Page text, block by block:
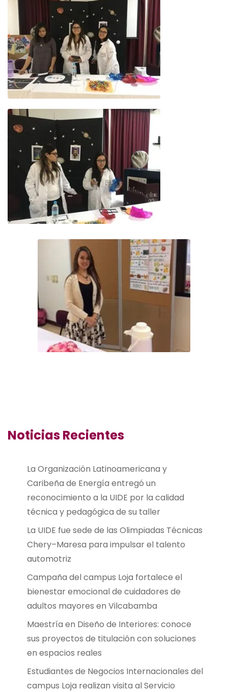
Noticias Recientes
La Organización Latinoamericana y
Caribeña de Energía entregó un
reconocimiento a la UIDE por la calidad
técnica y pedagógica de su taller
La UIDE fue sede de las Olimpiadas Técnicas
Chery–Maresa para impulsar el talento
automotriz
Campaña del campus Loja fortalece el
bienestar emocional de cuidadores de
adultos mayores en Vilcabamba
Maestría en Diseño de Interiores: conoce
sus proyectos de titulación con soluciones
en espacios reales
Estudiantes de Negocios Internacionales del
campus Loja realizan visita al Servicio